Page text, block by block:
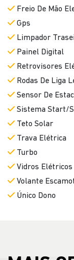
Freio De Mão
Gps
Limpador
Painel Digital
Retrovisores
Rodas De Liga
Sensor De
Sistema Start/
Teto Solar
Trava Elétrica
Turbo
Vidros Elétricos
Volante
Único Dono